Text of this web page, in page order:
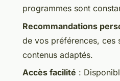
programmes sont
Recommandations
de vos préférences, ces
contenus adaptés.
Accès facilité :